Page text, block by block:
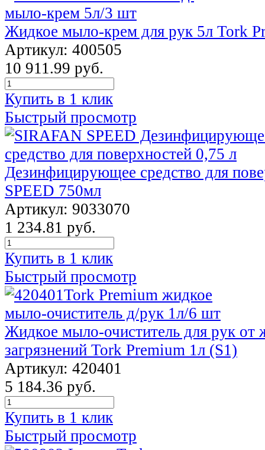
Жидкое мыло-крем для рук 5л Tork
Артикул: 400505
10 911.99 руб.
Купить в 1 клик
Быстрый просмотр
Дезинфицирующее средство для
SPEED 750мл
Артикул: 9033070
1 234.81 руб.
Купить в 1 клик
Быстрый просмотр
Жидкое мыло-очиститель для рук от
загрязнений Tork Premium 1л (S1)
Артикул: 420401
5 184.36 руб.
Купить в 1 клик
Быстрый просмотр